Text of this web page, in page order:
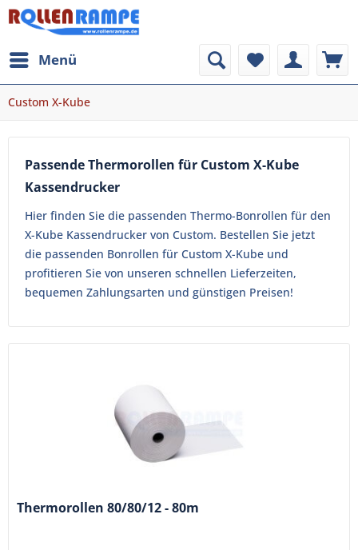
Menü
Custom X-Kube
Passende Thermorollen für Custom X-Kube
Kassendrucker
Hier finden Sie die passenden Thermo-Bonrollen für den
X-Kube Kassendrucker von Custom. Bestellen Sie jetzt
die passenden Bonrollen für Custom X-Kube und
profitieren Sie von unseren schnellen Lieferzeiten,
bequemen Zahlungsarten und günstigen Preisen!
Thermorollen 80/80/12 - 80m